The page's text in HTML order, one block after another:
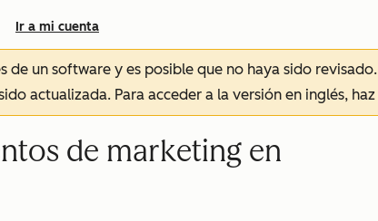
Ir a mi cuenta
de un software y es posible que no haya sido revisado.
actualizada. Para acceder a la versión en inglés, haz
de marketing en